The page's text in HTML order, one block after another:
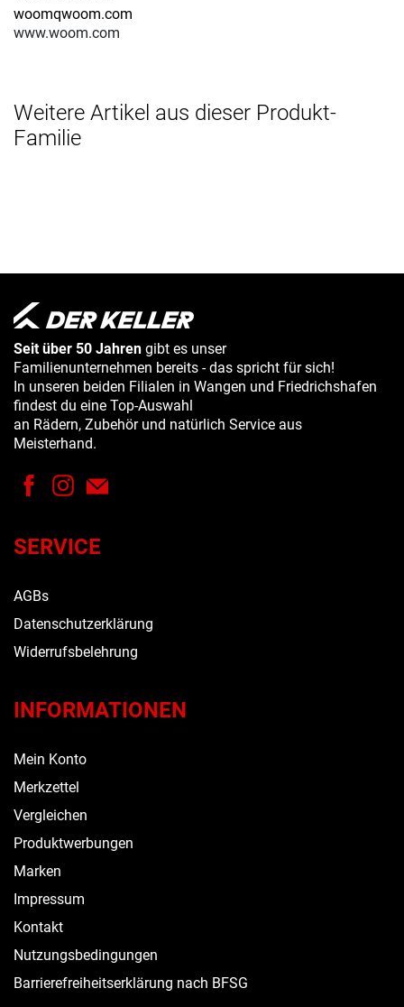
woomqwoom.com
www.woom.com
Weitere Artikel aus dieser Produkt-
Familie
Seit über 50 Jahren gibt es unser
Familienunternehmen bereits - das spricht für sich!
In unseren beiden Filialen in Wangen und Friedrichshafen
findest du eine Top-Auswahl
an Rädern, Zubehör und natürlich Service aus
Meisterhand.
SERVICE
AGBs
Datenschutzerklärung
Widerrufsbelehrung
INFORMATIONEN
Mein Konto
Merkzettel
Vergleichen
Produktwerbungen
Marken
Impressum
Kontakt
Nutzungsbedingungen
Barrierefreiheitserklärung nach BFSG